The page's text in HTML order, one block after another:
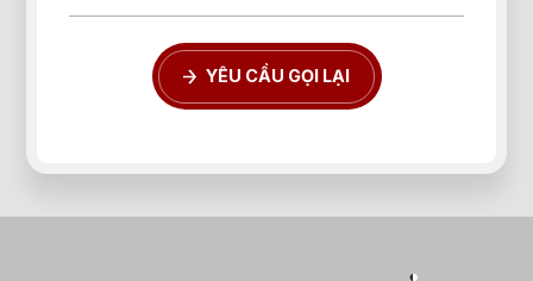
YÊU CẦU GỌI LẠI